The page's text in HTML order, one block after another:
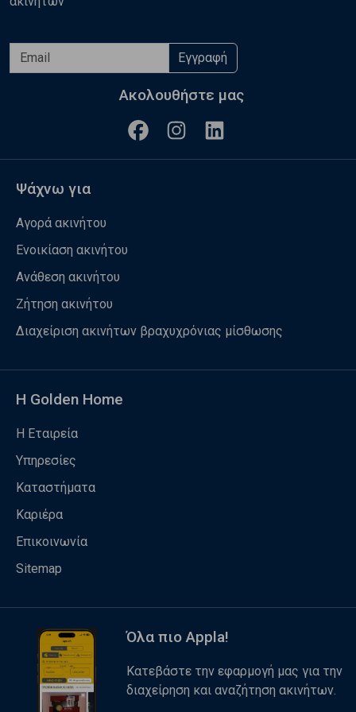
Εγγραφή
Ακολουθήστε μας
Ψάχνω για
Αγορά ακινήτου
Ενοικίαση ακινήτου
Ανάθεση ακινήτου
Ζήτηση ακινήτου
Διαχείριση ακινήτων βραχυχρόνιας μίσθωσης
Η Golden Home
Η Εταιρεία
Υπηρεσίες
Καταστήματα
Καριέρα
Επικοινωνία
Sitemap
Όλα πιο Appla!
Κατεβάστε την εφαρμογή μας για την
διαχείρηση και αναζήτηση ακινήτων.